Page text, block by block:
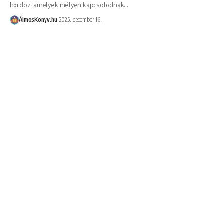
hordoz, amelyek mélyen kapcsolódnak…
ÁlmosKönyv.hu 2025. december 16.